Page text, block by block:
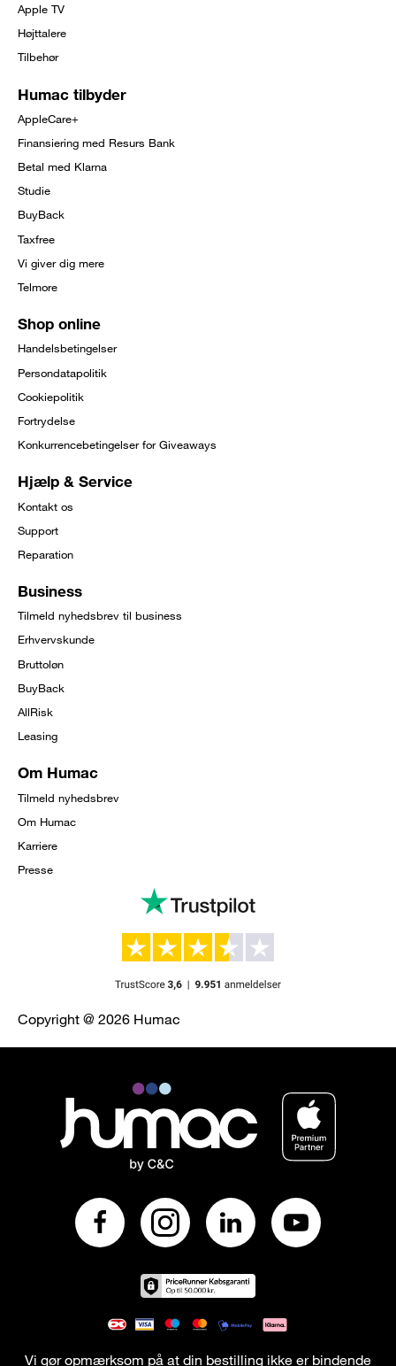
Apple TV
Højttalere
Tilbehør
Humac tilbyder
AppleCare+
Finansiering med Resurs Bank
Betal med Klarna
Studie
BuyBack
Taxfree
Vi giver dig mere
Telmore
Shop online
Handelsbetingelser
Persondatapolitik
Cookiepolitik
Fortrydelse
Konkurrencebetingelser for Giveaways
Hjælp & Service
Kontakt os
Support
Reparation
Business
Tilmeld nyhedsbrev til business
Erhvervskunde
Bruttoløn
BuyBack
AllRisk
Leasing
Om Humac
Tilmeld nyhedsbrev
Om Humac
Karriere
Presse
Copyright @ 2026 Humac
Vi gør opmærksom på at din bestilling ikke er bindende